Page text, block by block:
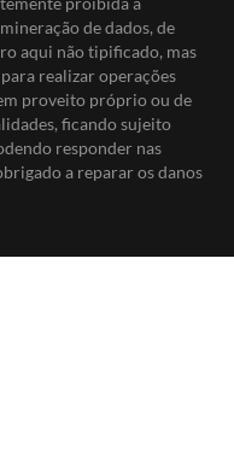
de dados, de
aqui não tipificado, mas
realizar operações
proveito próprio ou de
ficando sujeito
responder nas
a reparar os danos